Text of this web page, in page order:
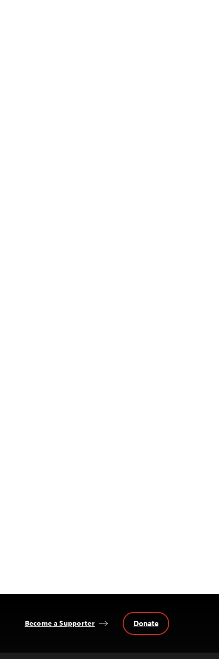
Become a Supporter Donate